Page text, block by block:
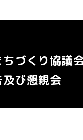
ちづくり協議
び懇親会